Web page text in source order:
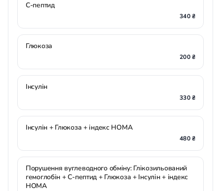
С-пептид
340 ₴
Глюкоза
200 ₴
Інсулін
330 ₴
Інсулін + Глюкоза + індекс НОМА
480 ₴
Порушення вуглеводного обміну: Глікозильований
гемоглобін + С-пептид + Глюкоза + Інсулін + індекс
НОМА